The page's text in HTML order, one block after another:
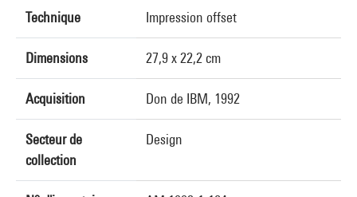
Technique Impression offset
Dimensions 27,9 x 22,2 cm
Acquisition Don de IBM, 1992
Secteur de
collection
Design